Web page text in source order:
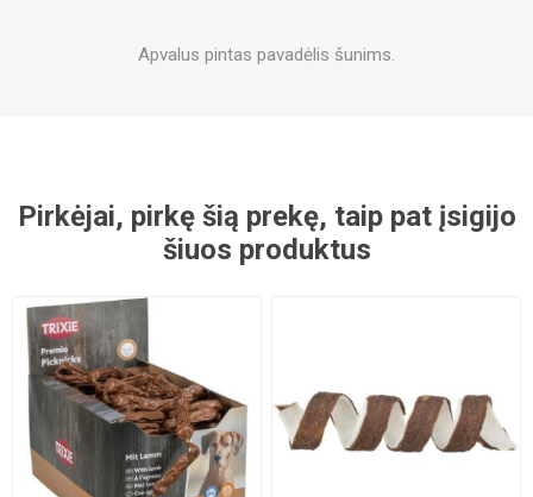
Apvalus pintas pavadėlis šunims.
Pirkėjai, pirkę šią prekę, taip pat įsigijo
šiuos produktus